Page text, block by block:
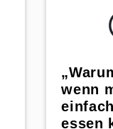
wenn
essen